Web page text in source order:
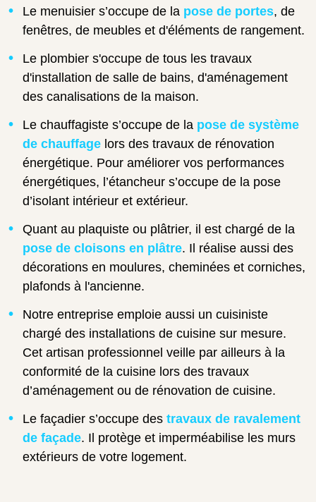
Le menuisier s’occupe de la pose de portes, de
fenêtres, de meubles et d'éléments de rangement.
Le plombier s'occupe de tous les travaux
d'installation de salle de bains, d'aménagement
des canalisations de la maison.
Le chauffagiste s’occupe de la pose de système
de chauffage lors des travaux de rénovation
énergétique. Pour améliorer vos performances
énergétiques, l’étancheur s’occupe de la pose
d’isolant intérieur et extérieur.
Quant au plaquiste ou plâtrier, il est chargé de la
pose de cloisons en plâtre. Il réalise aussi des
décorations en moulures, cheminées et corniches,
plafonds à l'ancienne.
Notre entreprise emploie aussi un cuisiniste
chargé des installations de cuisine sur mesure.
Cet artisan professionnel veille par ailleurs à la
conformité de la cuisine lors des travaux
d’aménagement ou de rénovation de cuisine.
Le façadier s’occupe des travaux de ravalement
de façade. Il protège et imperméabilise les murs
extérieurs de votre logement.